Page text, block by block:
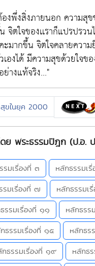
งพึ่งสิ่งภายนอก ความสุ
ตใจของเเราก็แปรปรว
ากขึ้น จิตใจคลายความ
งได้ มีความสุขด้วยใจข
างแท้จริง..."
ขในยุค 2000
ย พระธรรมปิฎก (ป.อ.
รมเรื่องที่ ๓
หลักธรรมเ
รมเรื่องที่ ๗
หลักธรรมเ
รรมเรื่องที่ ๑๑
หลักธรร
ธรรมเรื่องที่ ๑๕
หลักธร
กธรรมเรื่องที่ ๑๙
หลักธ